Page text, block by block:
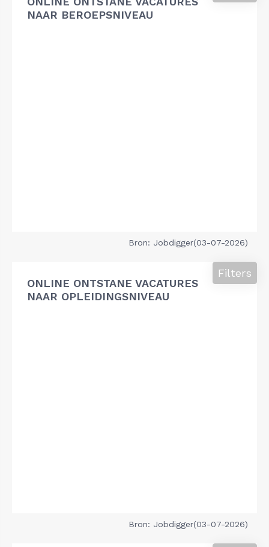
NAAR BEROEPSNIVEAU
Bron: Jobdigger(03-07-2026)
ONLINE ONTSTANE VACATURES
NAAR OPLEIDINGSNIVEAU
Filters
Bron: Jobdigger(03-07-2026)